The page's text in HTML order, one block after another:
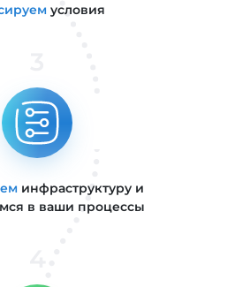
условия
инфраструктуру и
в ваши процессы